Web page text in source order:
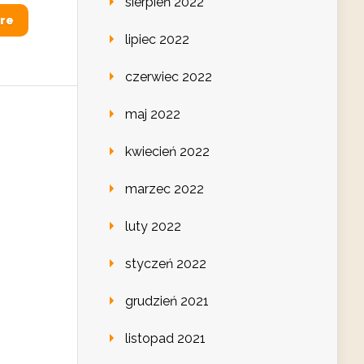
lipiec 2022
czerwiec 2022
maj 2022
kwiecień 2022
marzec 2022
luty 2022
styczeń 2022
grudzień 2021
listopad 2021